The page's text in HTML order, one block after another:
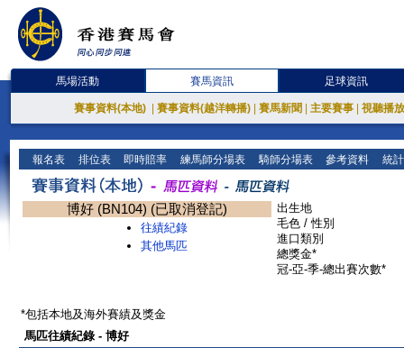
馬場活動 賽馬資訊 足球資訊
賽事資料(本地) 賽事資料(越洋轉播) 賽馬新聞 主要賽事 視聽播
報名表 排位表 即時賠率 練馬師分場表 騎師分場表 參考資料 統
博好 (BN104) (已取消登記)
往績紀錄
其他馬匹
出生地
毛色 / 性別
進口類別
總獎金*
冠-亞-季-總出賽次數*
*包括本地及海外賽績及獎金
馬匹往績紀錄 - 博好